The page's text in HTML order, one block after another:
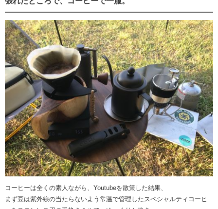
コーヒーは全くの素人ながら、Youtubeを散策した結果、
まず豆は紫外線の当たらないよう常温で管理したスペシャルティコーヒ